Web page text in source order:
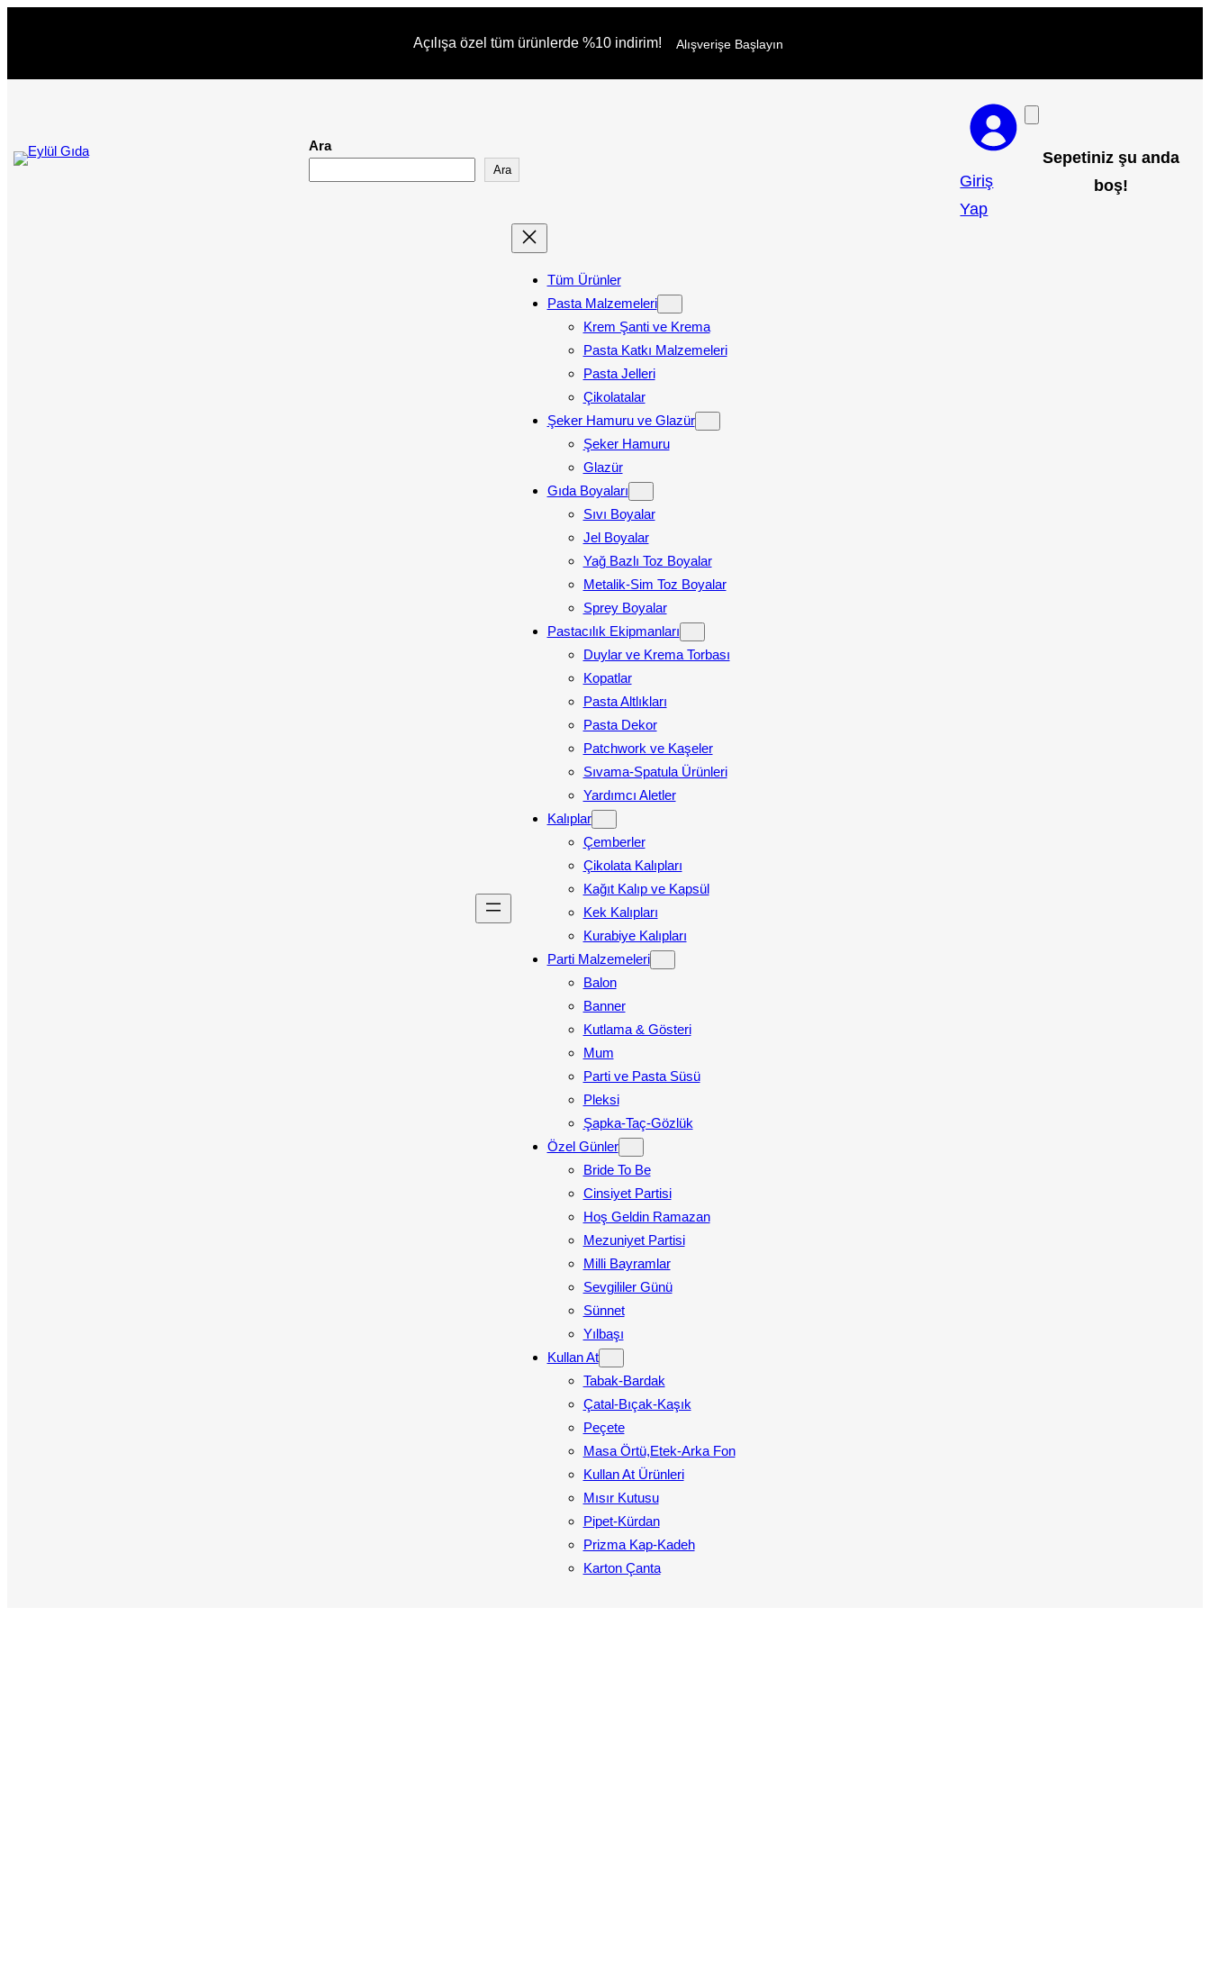
Açılışa özel tüm ürünlerde %10 indirim! Alışverişe Başlayın
Ara
Ara
Giriş
Yap
Sepetiniz şu anda
boş!
Tüm Ürünler
Pasta Malzemeleri
Krem Şanti ve Krema
Pasta Katkı Malzemeleri
Pasta Jelleri
Çikolatalar
Şeker Hamuru ve Glazür
Şeker Hamuru
Glazür
Gıda Boyaları
Sıvı Boyalar
Jel Boyalar
Yağ Bazlı Toz Boyalar
Metalik-Sim Toz Boyalar
Sprey Boyalar
Pastacılık Ekipmanları
Duylar ve Krema Torbası
Kopatlar
Pasta Altlıkları
Pasta Dekor
Patchwork ve Kaşeler
Sıvama-Spatula Ürünleri
Yardımcı Aletler
Kalıplar
Çemberler
Çikolata Kalıpları
Kağıt Kalıp ve Kapsül
Kek Kalıpları
Kurabiye Kalıpları
Parti Malzemeleri
Balon
Banner
Kutlama & Gösteri
Mum
Parti ve Pasta Süsü
Pleksi
Şapka-Taç-Gözlük
Özel Günler
Bride To Be
Cinsiyet Partisi
Hoş Geldin Ramazan
Mezuniyet Partisi
Milli Bayramlar
Sevgililer Günü
Sünnet
Yılbaşı
Kullan At
Tabak-Bardak
Çatal-Bıçak-Kaşık
Peçete
Masa Örtü,Etek-Arka Fon
Kullan At Ürünleri
Mısır Kutusu
Pipet-Kürdan
Prizma Kap-Kadeh
Karton Çanta